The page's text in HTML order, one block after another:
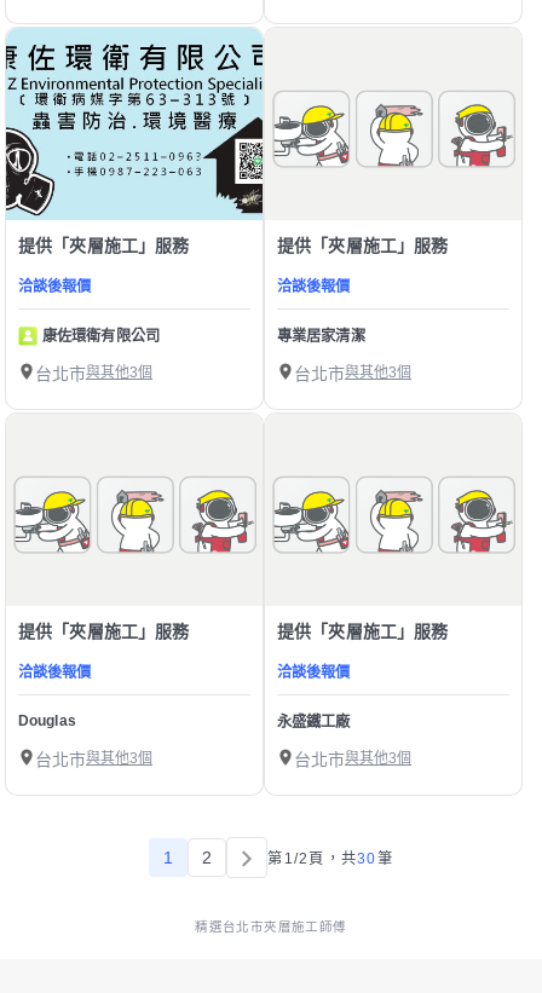
提供「夾層施工」服務
洽談後報價
康佐環衛有限公司
台北市與其他3個
提供「夾層施工」服務
洽談後報價
專業居家清潔
台北市與其他3個
提供「夾層施工」服務
洽談後報價
Douglas
台北市與其他3個
提供「夾層施工」服務
洽談後報價
永盛鐵工廠
台北市與其他3個
1 2 第1/2頁， 共30筆
精選台北市夾層施工師傅